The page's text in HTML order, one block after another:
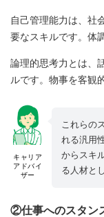
自己管理能力は、社
要なスキルです。体
論理的思考力とは、
ルです。物事を客観
キャリア
アドバイ
ザー
これらの
れる汎用
からスキ
る人材と
②仕事へのスタン